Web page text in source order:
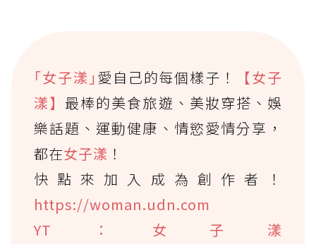
｢女子漾｣ 愛自己的每個樣子！
【女子
漾】最棒的美食旅遊、美妝穿搭、娛
樂話題、運動健康、情慾愛情分享，
都在女子漾 ！
快點來加入成為創作者！
https://woman.udn.com
YT：女子漾